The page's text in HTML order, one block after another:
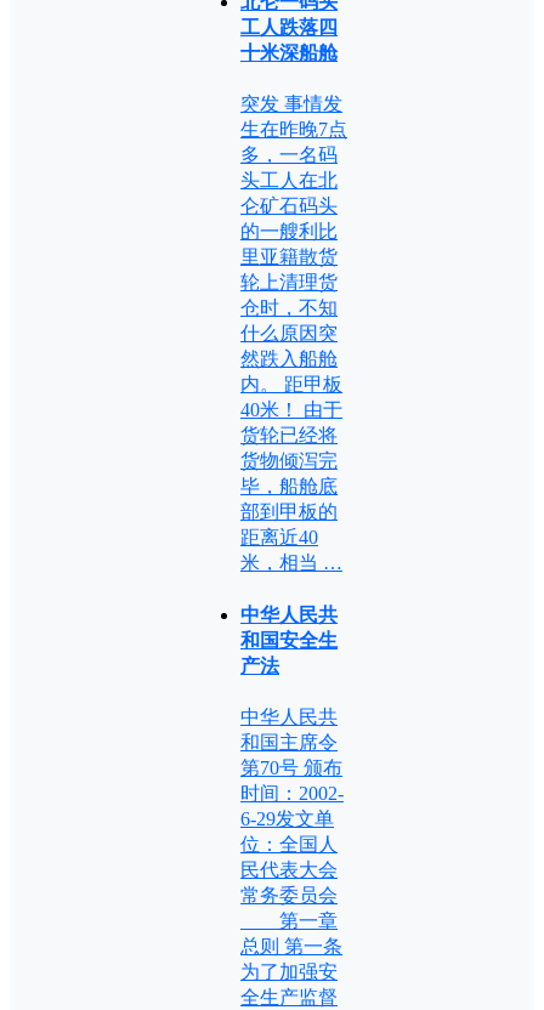
工人跌落四
十米深船舱
突发 事情发
生在昨晚7点
多，一名码
头工人在北
仑矿石码头
的一艘利比
里亚籍散货
轮上清理货
仓时，不知
什么原因突
然跌入船舱
内。 距甲板
40米！ 由于
货轮已经将
货物倾泻完
毕，船舱底
部到甲板的
距离近40
米，相当 …
中华人民共
和国安全生
产法
中华人民共
和国主席令
第70号 颁布
时间：2002-
6-29发文单
位：全国人
民代表大会
常务委员会
第一章
总则 第一条
为了加强安
全生产监督